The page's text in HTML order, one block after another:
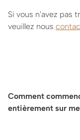
Si vous n'avez pas
veuillez nous
Comment
entièrement sur